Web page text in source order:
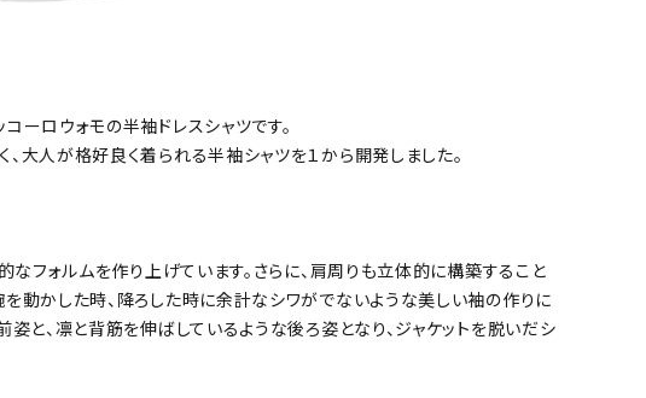
ーロウォモの半袖ドレスシャツです。
大人が格好良く着られる半袖シャツを１から開発しました。
フォルムを作り上げています。さらに、肩周りも立体的に構築すること
動かした時、降ろした時に余計なシワがでないような美しい袖の作りに
と、凛と背筋を伸ばしているような後ろ姿となり、ジャケットを脱いだシ